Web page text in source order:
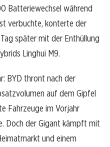
Batteriewechsel während
verbuchte, konterte der
später mit der Enthüllung
Linghui M9.
BYD thront nach der
auf dem Gipfel
Fahrzeuge im Vorjahr
Doch der Gigant kämpft mit
und einem